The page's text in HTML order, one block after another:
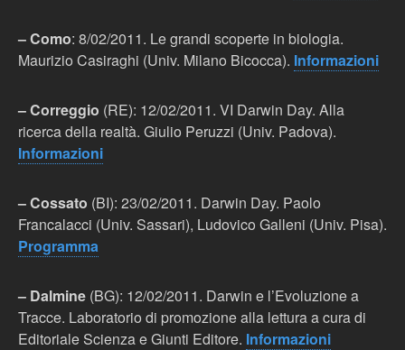
– Como: 8/02/2011. Le grandi scoperte in biologia.
Maurizio Casiraghi (Univ. Milano Bicocca). Informazioni
– Correggio (RE): 12/02/2011. VI Darwin Day. Alla
ricerca della realtà. Giulio Peruzzi (Univ. Padova).
Informazioni
– Cossato (BI): 23/02/2011. Darwin Day. Paolo
Francalacci (Univ. Sassari), Ludovico Galleni (Univ. Pisa).
Programma
– Dalmine (BG): 12/02/2011. Darwin e l’Evoluzione a
Tracce. Laboratorio di promozione alla lettura a cura di
Editoriale Scienza e Giunti Editore. Informazioni